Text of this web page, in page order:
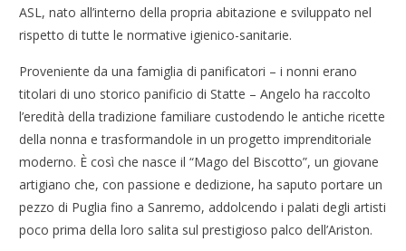
ASL, nato all’interno della propria abitazione e sviluppato nel
rispetto di tutte le normative igienico-sanitarie.
Proveniente da una famiglia di panificatori – i nonni erano
titolari di uno storico panificio di Statte – Angelo ha raccolto
l’eredità della tradizione familiare custodendo le antiche ricette
della nonna e trasformandole in un progetto imprenditoriale
moderno. È così che nasce il “Mago del Biscotto”, un giovane
artigiano che, con passione e dedizione, ha saputo portare un
pezzo di Puglia fino a Sanremo, addolcendo i palati degli artisti
poco prima della loro salita sul prestigioso palco dell’Ariston.